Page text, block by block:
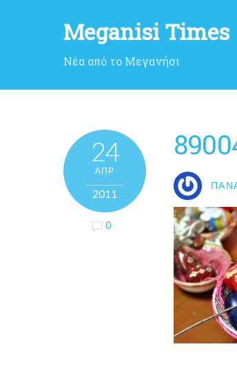
Meganisi Times
Νέα από το Μεγανήσι
24
ΑΠΡ
2011
0